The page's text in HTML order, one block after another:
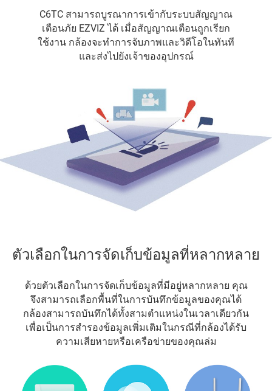
C6TC สามารถบูรณาการเข้ากับระบบสัญญาณ
เตือนภัย EZVIZ ได้ เมื่อสัญญาณเตือนถูกเรียก
ใช้งาน กล้องจะทำการจับภาพและวิดีโอในทันที
และส่งไปยังเจ้าของอุปกรณ์
ตัวเลือกในการจัดเก็บข้อมูลที่หลากหลาย
ด้วยตัวเลือกในการจัดเก็บข้อมูลที่มีอยู่หลากหลาย คุณ
จึงสามารถเลือกพื้นที่ในการบันทึกข้อมูลของคุณได้
กล้องสามารถบันทึกได้ทั้งสามตำแหน่งในเวลาเดียวกัน
เพื่อเป็นการสำรองข้อมูลเพิ่มเติมในกรณีที่กล้องได้รับ
ความเสียหายหรือเครือข่ายของคุณล่ม